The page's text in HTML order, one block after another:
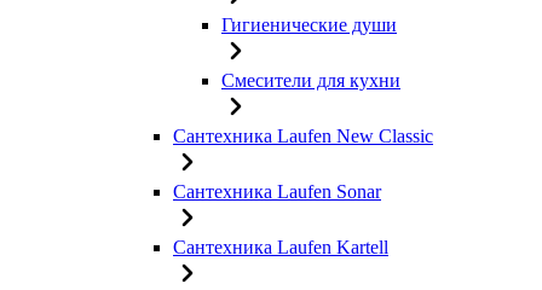
Гигиенические души
Смесители для кухни
Сантехника Laufen New Classic
Сантехника Laufen Sonar
Сантехника Laufen Kartell